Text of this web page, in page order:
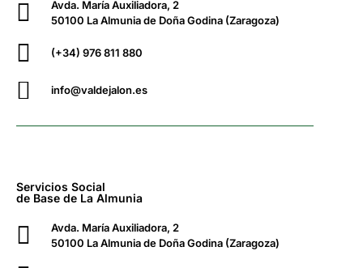
Avda. María Auxiliadora, 2
50100 La Almunia de Doña Godina (Zaragoza)
(+34) 976 811 880
info@valdejalon.es
Servicios Social
de Base de La Almunia
Avda. María Auxiliadora, 2
50100 La Almunia de Doña Godina (Zaragoza)